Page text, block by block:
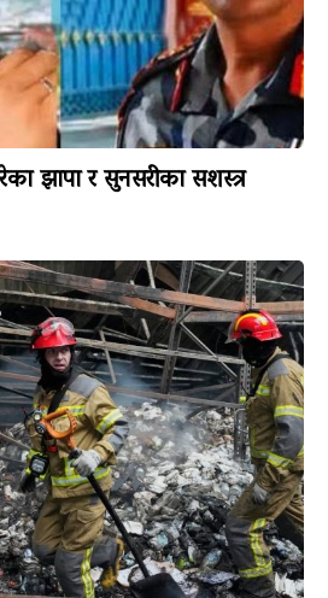
झापा र सुनसरीका सशस्त्र